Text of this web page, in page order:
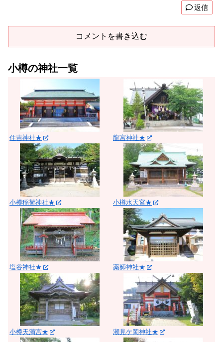
返信
コメントを書き込む
小樽の神社一覧
住吉神社★
小樽稲荷神社★
塩谷神社★
小樽天満宮★
龍宮神社★
小樽水天宮★
薬師神社★
潮見ケ岡神社★